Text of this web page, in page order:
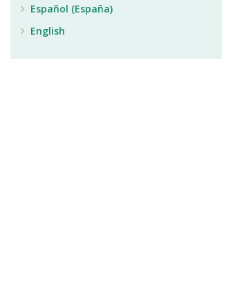
Español (España)
English